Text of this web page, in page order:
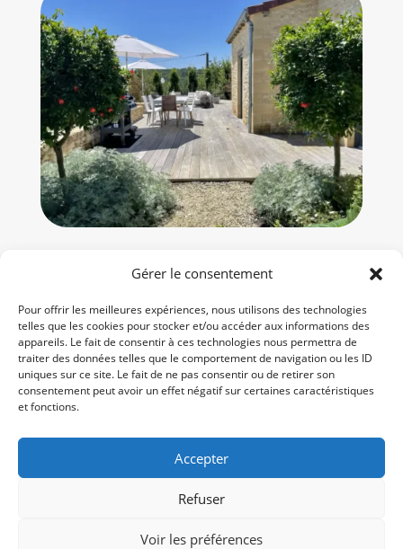
Gérer le consentement
Pour offrir les meilleures expériences, nous utilisons des technologies
telles que les cookies pour stocker et/ou accéder aux informations des
appareils. Le fait de consentir à ces technologies nous permettra de
traiter des données telles que le comportement de navigation ou les ID
uniques sur ce site. Le fait de ne pas consentir ou de retirer son
consentement peut avoir un effet négatif sur certaines caractéristiques
et fonctions.
Accepter
Refuser
Voir les préférences